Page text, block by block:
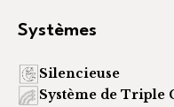
Systèmes
Silencieuse
Système de Triple